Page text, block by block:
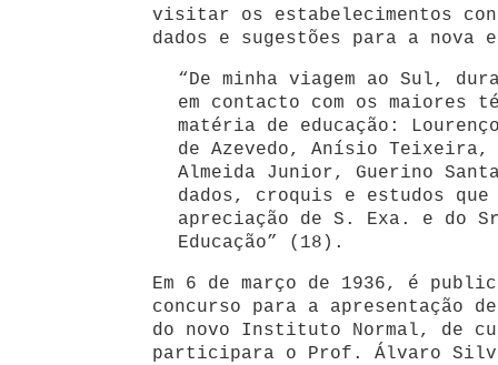
visitar os estabelecimentos
dados e sugestões para a nova
“De minha viagem ao Sul,
em contacto com os maiores
matéria de educação:
de Azevedo, Anísio Teixeira,
Almeida Junior, Guerino
dados, croquis e estudos que
apreciação de S. Exa. e do
Educação” (18).
Em 6 de março de 1936, é
concurso para a apresentação
do novo Instituto Normal, de
participara o Prof. Álvaro